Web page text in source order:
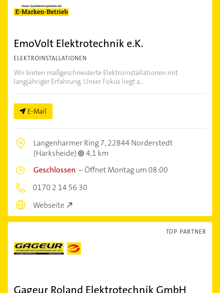
EmoVolt Elektrotechnik e.K.
ELEKTROINSTALLATIONEN
Wir bieten maßgeschneiderte Elektroinstallationen mit
langjähriger Erfahrung. Unser Fokus liegt a...
E-Mail
Langenharmer Ring 7,22844 Norderstedt
(Harksheide)
4,1 km
Geschlossen –Öffnet Montag um 08:00
0170 2 14 56 30
Webseite
TOP PARTNER
Gageur Roland Elektrotechnik GmbH